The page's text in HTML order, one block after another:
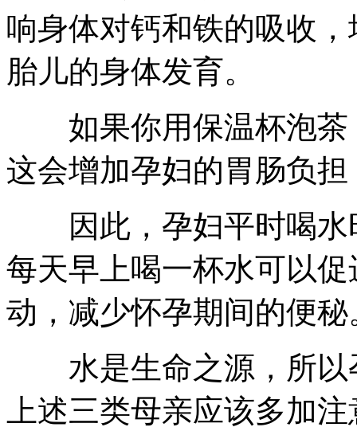
响身体对钙和铁的吸收
胎儿的身体发育。
如果你用保温杯泡茶
这会增加孕妇的胃肠负
因此，孕妇平时喝水
每天早上喝一杯水可以
动，减少怀孕期间的便秘
水是生命之源，所以
上述三类母亲应该多加